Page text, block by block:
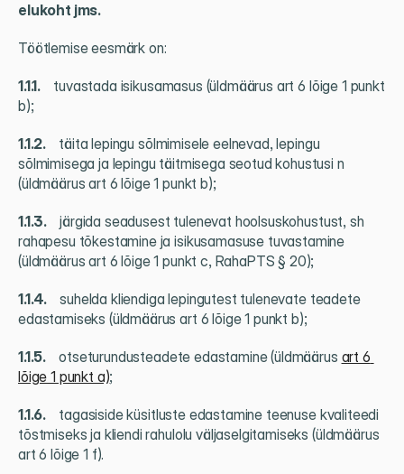
elukoht jms.
Töötlemise eesmärk on:
1.1.1. tuvastada isikusamasus (üldmäärus art 6 lõige 1 punkt
b);
1.1.2. täita lepingu sõlmimisele eelnevad, lepingu
sõlmimisega ja lepingu täitmisega seotud kohustusi n
(üldmäärus art 6 lõige 1 punkt b);
1.1.3. järgida seadusest tulenevat hoolsuskohustust, sh
rahapesu tõkestamine ja isikusamasuse tuvastamine
(üldmäärus art 6 lõige 1 punkt c, RahaPTS § 20);
1.1.4. suhelda kliendiga lepingutest tulenevate teadete
edastamiseks (üldmäärus art 6 lõige 1 punkt b);
1.1.5. otseturundusteadete edastamine (üldmäärus art 6
lõige 1 punkt a);
1.1.6. tagasiside küsitluste edastamine teenuse kvaliteedi
tõstmiseks ja kliendi rahulolu väljaselgitamiseks (üldmäärus
art 6 lõige 1 f).